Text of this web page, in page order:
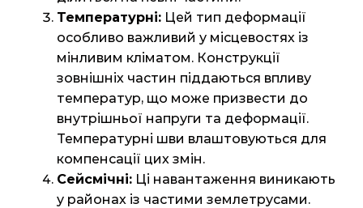
Температурні: Цей тип деформації
особливо важливий у місцевостях із
мінливим кліматом. Конструкції
зовнішніх частин піддаються впливу
температур, що може призвести до
внутрішньої напруги та деформації.
Температурні шви влаштовуються для
компенсації цих змін.
Сейсмічні: Ці навантаження виникають
у районах із частими землетрусами.